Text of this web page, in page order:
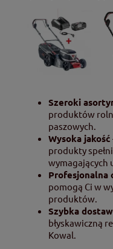
Szeroki
produktów
paszowych.
Wysoka jakość
produkty
wymagających
Profesjonalna
pomogą Ci w
produktów.
Szybka
błyskawiczną
Kowal.